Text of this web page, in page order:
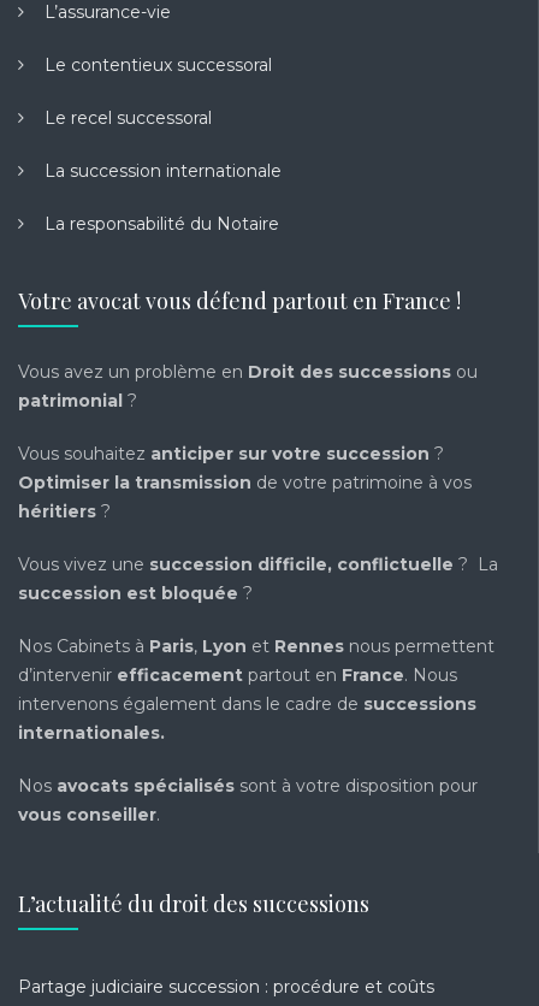
L’assurance-vie
Le contentieux successoral
Le recel successoral
La succession internationale
La responsabilité du Notaire
Votre avocat vous défend partout en France !
Vous avez un problème en Droit des successions ou
patrimonial ?
Vous souhaitez anticiper sur votre succession ?
Optimiser la transmission de votre patrimoine à vos
héritiers ?
Vous vivez une succession difficile, conflictuelle ? La
succession est bloquée ?
Nos Cabinets à Paris, Lyon et Rennes nous permettent
d’intervenir efficacement partout en France. Nous
intervenons également dans le cadre de successions
internationales.
Nos avocats spécialisés sont à votre disposition pour
vous conseiller.
L’actualité du droit des successions
Partage judiciaire succession : procédure et coûts